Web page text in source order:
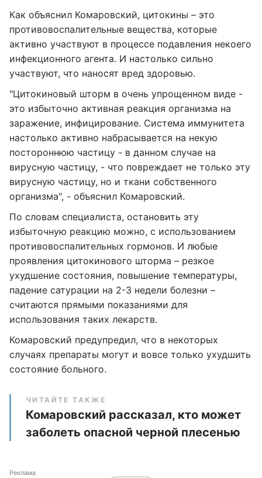
Как объяснил Комаровский, цитокины – это
противовоспалительные вещества, которые
активно участвуют в процессе подавления некоего
инфекционного агента. И настолько сильно
участвуют, что наносят вред здоровью.
"Цитокиновый шторм в очень упрощенном виде -
это избыточно активная реакция организма на
заражение, инфицирование. Система иммунитета
настолько активно набрасывается на некую
постороннюю частицу - в данном случае на
вирусную частицу, - что повреждает не только эту
вирусную частицу, но и ткани собственного
организма", - объяснил Комаровский.
По словам специалиста, остановить эту
избыточную реакцию можно, с использованием
противовоспалительных гормонов. И любые
проявления цитокинового шторма – резкое
ухудшение состояния, повышение температуры,
падение сатурации на 2-3 недели болезни –
считаются прямыми показаниями для
использования таких лекарств.
Комаровский предупредил, что в некоторых
случаях препараты могут и вовсе только ухудшить
состояние больного.
ЧИТАЙТЕ ТАКЖЕ
Комаровский рассказал, кто может
заболеть опасной черной плесенью
Реклама